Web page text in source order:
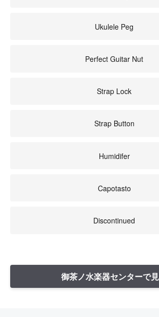
Ukulele Peg
Perfect Guitar Nut
Strap Lock
Strap Button
Humidifer
Capotasto
Discontinued
御茶ノ水楽器センターで